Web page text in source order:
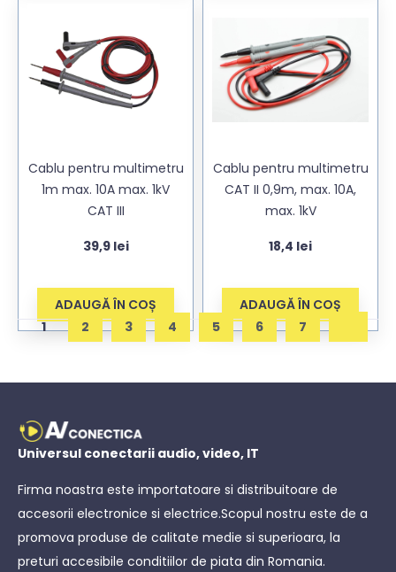
Cablu pentru multimetru
1m max. 10A max. 1kV
CAT III
39,9 lei
ADAUGĂ ÎN COȘ
Cablu pentru multimetru
CAT II 0,9m, max. 10A,
max. 1kV
18,4 lei
ADAUGĂ ÎN COȘ
1
2 3 4 5 6 7
Universul conectarii audio, video, IT
Firma noastra este importatoare si distribuitoare de
accesorii electronice si electrice.Scopul nostru este de a
promova produse de calitate medie si superioara, la
preturi accesibile conditiilor de piata din Romania.